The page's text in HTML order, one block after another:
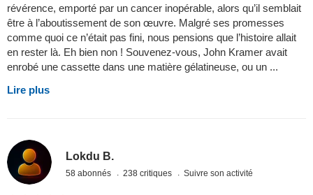
révérence, emporté par un cancer inopérable, alors qu’il semblait
être à l’aboutissement de son œuvre. Malgré ses promesses
comme quoi ce n’était pas fini, nous pensions que l’histoire allait
en rester là. Eh bien non ! Souvenez-vous, John Kramer avait
enrobé une cassette dans une matière gélatineuse, ou un ...
Lire plus
Lokdu B.
58 abonnés 238 critiques Suivre son activité